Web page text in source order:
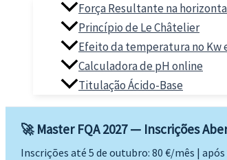
Força Resultante na
Princípio de Le Châtelier
Efeito da temperatura no Kw
Calculadora de pH online
Titulação Ácido-Base
🚀 Master FQA 2027 — Inscrições
Inscrições até 5 de outubro: 80 €/mês | após